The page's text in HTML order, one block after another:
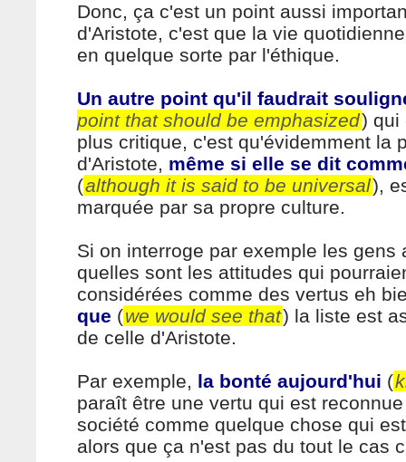
Donc, ça c'est un point aussi
d'Aristote, c'est que la vie
en quelque sorte par l'éthique.
Un autre point qu'il faudrait
point that should be emphasized) qui
plus critique, c'est qu'évidemment la
d'Aristote, même si elle se dit
(although it is said to be universal),
marquée par sa propre culture.
Si on interroge par exemple les gens
quelles sont les attitudes qui
considérées comme des vertus eh
que (we would see that) la liste est
de celle d'Aristote.
Par exemple, la bonté aujourd'hui (
paraît être une vertu qui est
société comme quelque chose qui
alors que ça n'est pas du tout le cas